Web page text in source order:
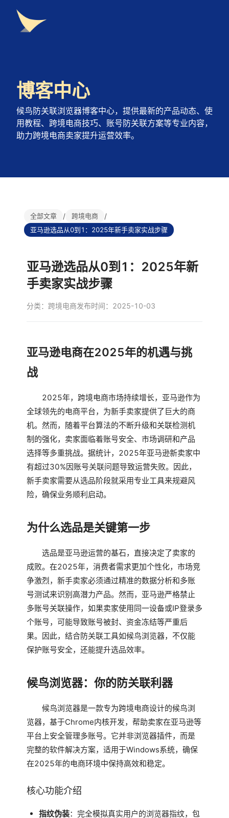
博客中心
候鸟防关联浏览器博客中心，提供最新的产品动态、使
用教程、跨境电商技巧、账号防关联方案等专业内容，
助力跨境电商卖家提升运营效率。
全部文章 / 跨境电商 /
亚马逊选品从0到1：2025年新手卖家实战步骤
亚马逊选品从0到1：2025年新
手卖家实战步骤
分类： 跨境电商发布时间：2025-10-03
亚马逊电商在2025年的机遇与挑
战
2025年，跨境电商市场持续增长，亚马逊作为
全球领先的电商平台，为新手卖家提供了巨大的商
机。然而，随着平台算法的不断升级和关联检测机
制的强化，卖家面临着账号安全、市场调研和产品
选择等多重挑战。据统计，2025年亚马逊新卖家中
有超过30%因账号关联问题导致运营失败。因此，
新手卖家需要从选品阶段就采用专业工具来规避风
险，确保业务顺利启动。
为什么选品是关键第一步
选品是亚马逊运营的基石，直接决定了卖家的
成败。在2025年，消费者需求更加个性化，市场竞
争激烈，新手卖家必须通过精准的数据分析和多账
号测试来识别高潜力产品。然而，亚马逊严格禁止
多账号关联操作，如果卖家使用同一设备或IP登录多
个账号，可能导致账号被封、资金冻结等严重后
果。因此，结合防关联工具如候鸟浏览器，不仅能
保护账号安全，还能提升选品效率。
候鸟浏览器：你的防关联利器
候鸟浏览器是一款专为跨境电商设计的候鸟浏
览器，基于Chrome内核开发，帮助卖家在亚马逊等
平台上安全管理多账号。它并非浏览器插件，而是
完整的软件解决方案，适用于Windows系统，确保
在2025年的电商环境中保持高效和稳定。
核心功能介绍
指纹伪装：完全模拟真实用户的浏览器指纹，包